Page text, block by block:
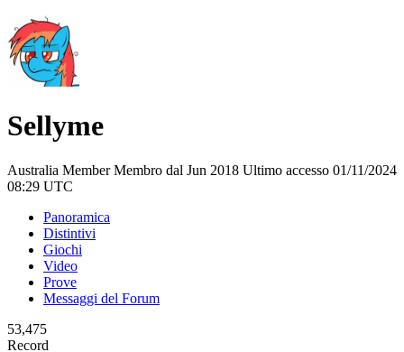
Sellyme
Australia MemberMembro dal Jun 2018 Ultimo accesso 01/11/2024
08:29 UTC
Panoramica
Distintivi
Giochi
Video
Prove
Messaggi del Forum
53,475
Record